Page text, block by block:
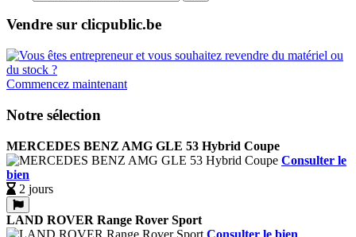
Vendre sur clicpublic.be
Commencez maintenant
Notre sélection
MERCEDES BENZ AMG GLE 53 Hybrid Coupe
Consulter le
bien
2 jours
LAND ROVER Range Rover Sport
Consulter le bien